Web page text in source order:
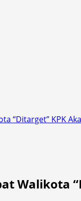
“Ditarget” KPK
Walikota